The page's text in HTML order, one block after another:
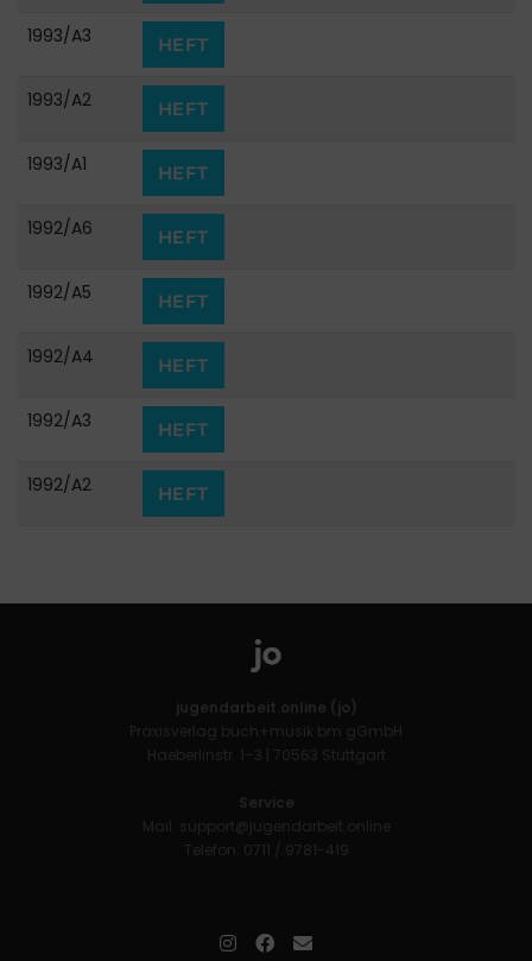
1993/A3 HEFT
1993/A2 HEFT
1993/A1 HEFT
1992/A6 HEFT
1992/A5 HEFT
1992/A4 HEFT
1992/A3 HEFT
1992/A2 HEFT
jugendarbeit.online (jo)
Praxisverlag buch+musik bm gGmbH
Haeberlinstr. 1–3 | 70563 Stuttgart
Service
Mail: support@jugendarbeit.online
Telefon: 0711 / 9781-419